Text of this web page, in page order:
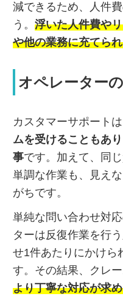
減できるため、人件
う。 浮いた人件費や
や他の業務に充てら
オペレーター
カスタマーサポートは
ムを受けることもあ
事です。加えて、同
単調な作業も、見え
がちです。
単純な問い合わせ対
ターは反復作業を行
せ1件あたりにかけら
す。その結果、クレ
より丁寧な対応が求